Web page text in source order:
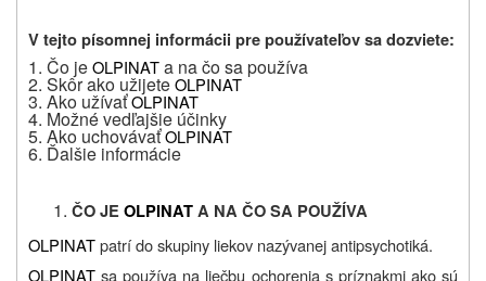
V tejto písomnej informácii pre používateľov sa dozviete:
1. Čo jeOLPINATa na čo sa používa
2. Skôr ako užijeteOLPINAT
3. Ako užívaťOLPINAT
4. Možné vedľajšie účinky
5. Ako uchovávaťOLPINAT
6. Ďalšie informácie
ČO JEOLPINATA NA ČO SA POUŽÍVA
OLPINATpatrí do skupiny liekov nazývanej antipsychotiká.
OLPINAT sa používa na liečbu ochorenia s príznakmi ako sú